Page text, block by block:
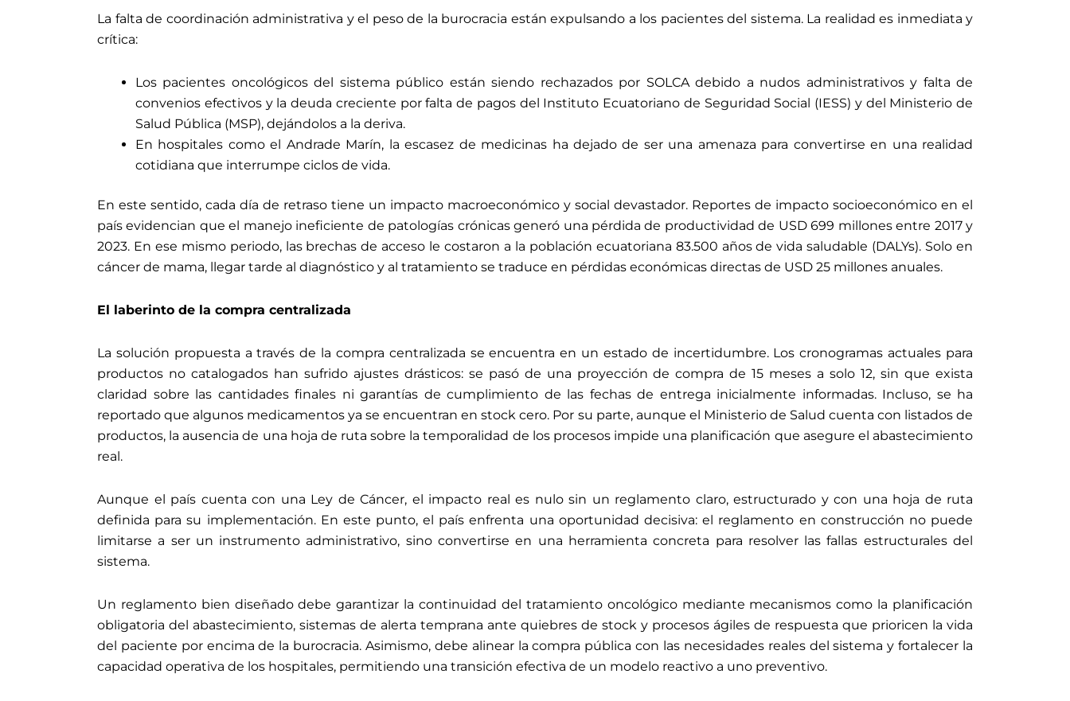
La falta de coordinación administrativa y el peso de la burocracia están expulsando a los pacientes del sistema. La realidad es inmediata y
crítica:
Los pacientes oncológicos del sistema público están siendo rechazados por SOLCA debido a nudos administrativos y falta de
convenios efectivos y la deuda creciente por falta de pagos del Instituto Ecuatoriano de Seguridad Social (IESS) y del Ministerio de
Salud Pública (MSP), dejándolos a la deriva.
En hospitales como el Andrade Marín, la escasez de medicinas ha dejado de ser una amenaza para convertirse en una realidad
cotidiana que interrumpe ciclos de vida.
En este sentido, cada día de retraso tiene un impacto macroeconómico y social devastador. Reportes de impacto socioeconómico en el
país evidencian que el manejo ineficiente de patologías crónicas generó una pérdida de productividad de USD 699 millones entre 2017 y
2023. En ese mismo periodo, las brechas de acceso le costaron a la población ecuatoriana 83.500 años de vida saludable (DALYs). Solo en
cáncer de mama, llegar tarde al diagnóstico y al tratamiento se traduce en pérdidas económicas directas de USD 25 millones anuales.
El laberinto de la compra centralizada
La solución propuesta a través de la compra centralizada se encuentra en un estado de incertidumbre. Los cronogramas actuales para
productos no catalogados han sufrido ajustes drásticos: se pasó de una proyección de compra de 15 meses a solo 12, sin que exista
claridad sobre las cantidades finales ni garantías de cumplimiento de las fechas de entrega inicialmente informadas. Incluso, se ha
reportado que algunos medicamentos ya se encuentran en stock cero. Por su parte, aunque el Ministerio de Salud cuenta con listados de
productos, la ausencia de una hoja de ruta sobre la temporalidad de los procesos impide una planificación que asegure el abastecimiento
real.
Aunque el país cuenta con una Ley de Cáncer, el impacto real es nulo sin un reglamento claro, estructurado y con una hoja de ruta
definida para su implementación. En este punto, el país enfrenta una oportunidad decisiva: el reglamento en construcción no puede
limitarse a ser un instrumento administrativo, sino convertirse en una herramienta concreta para resolver las fallas estructurales del
sistema.
Un reglamento bien diseñado debe garantizar la continuidad del tratamiento oncológico mediante mecanismos como la planificación
obligatoria del abastecimiento, sistemas de alerta temprana ante quiebres de stock y procesos ágiles de respuesta que prioricen la vida
del paciente por encima de la burocracia. Asimismo, debe alinear la compra pública con las necesidades reales del sistema y fortalecer la
capacidad operativa de los hospitales, permitiendo una transición efectiva de un modelo reactivo a uno preventivo.